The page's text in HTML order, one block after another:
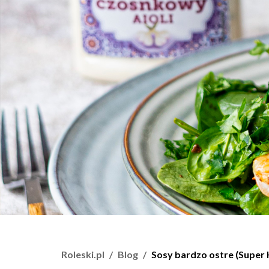
Roleski.pl Blog Sosy bardzo ostre (Super